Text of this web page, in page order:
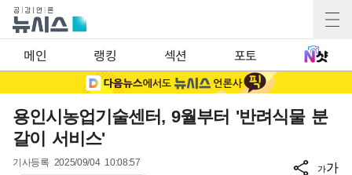
메인 랭킹 섹션 포토
용인시농업기술센터, 9월부터 '반려식물 분
갈이 서비스'
기사등록 2025/09/04 10:08:57
가가